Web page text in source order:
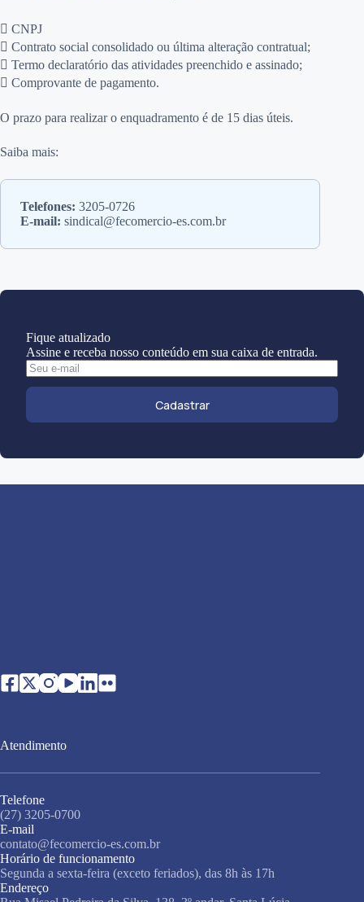
 CNPJ
 Contrato social consolidado ou última alteração contratual;
 Termo declaratório das atividades preenchido e assinado;
 Comprovante de pagamento.
O prazo para realizar o enquadramento é de 15 dias úteis.
Saiba mais:
Telefones: 3205-0726
E-mail: sindical@fecomercio-es.com.br
Fique atualizado
Assine e receba nosso conteúdo em sua caixa de entrada.
Cadastrar
Atendimento
Telefone
(27) 3205-0700
E-mail
contato@fecomercio-es.com.br
Horário de funcionamento
Segunda a sexta-feira (exceto feriados), das 8h às 17h
Endereço